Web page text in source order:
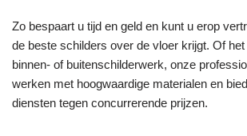
Zo bespaart u tijd en geld en kunt u erop
de beste schilders over de vloer krijgt. Of
binnen- of buitenschilderwerk, onze
werken met hoogwaardige materialen en
diensten tegen concurrerende prijzen.